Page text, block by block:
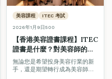
美容課程 ITEC 考試
2026年1月9日500
【香港美容證書課程】ITEC
證書是什麼？對美容師的職
涯有幫助嗎？
無論您是希望投身美容行業的新
手，還是期望轉行成為美容師的